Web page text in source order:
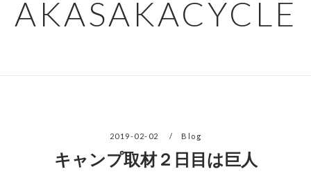
AKASAKACYCLE
2019-02-02 Blog
キャンプ取材２日目は巨人